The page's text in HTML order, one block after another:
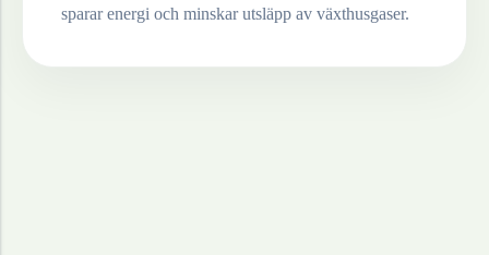
sparar energi och minskar utsläpp av växthusgaser.